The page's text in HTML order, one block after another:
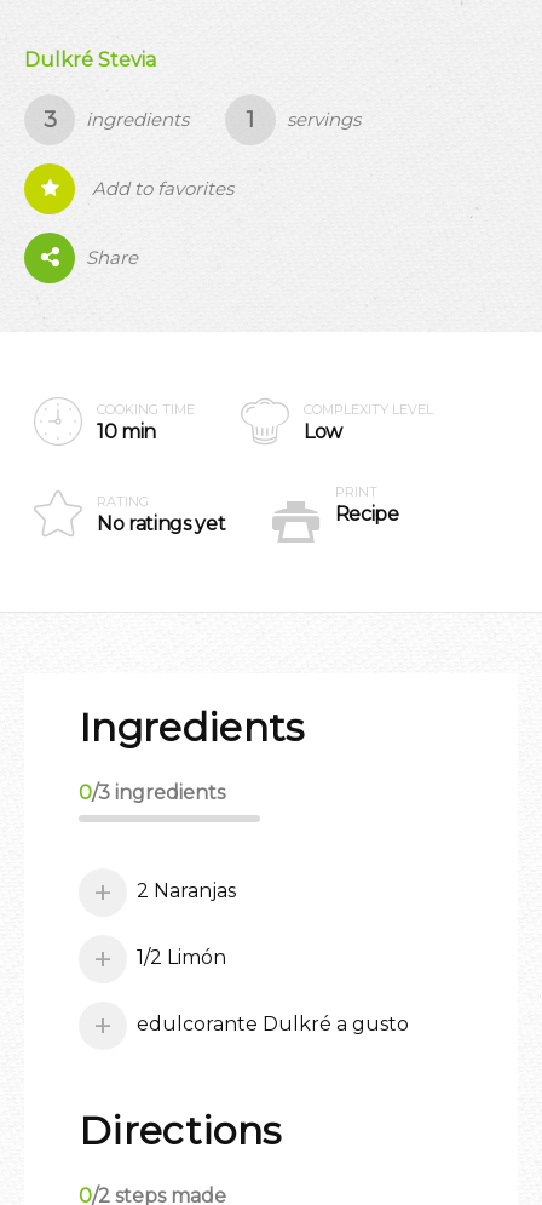
Dulkré Stevia
3 ingredients 1 servings
Add to favorites
Share
COOKING TIME
10 min
COMPLEXITY LEVEL
Low
RATING
No ratings yet
PRINT
Recipe
Ingredients
0/3 ingredients
2 Naranjas
1/2 Limón
edulcorante Dulkré a gusto
Directions
0/2 steps made